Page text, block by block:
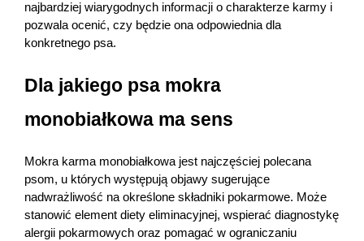
najbardziej wiarygodnych informacji o charakterze karmy i
pozwala ocenić, czy będzie ona odpowiednia dla
konkretnego psa.
Dla jakiego psa mokra
monobiałkowa ma sens
Mokra karma monobiałkowa jest najczęściej polecana
psom, u których występują objawy sugerujące
nadwrażliwość na określone składniki pokarmowe. Może
stanowić element diety eliminacyjnej, wspierać diagnostykę
alergii pokarmowych oraz pomagać w ograniczaniu